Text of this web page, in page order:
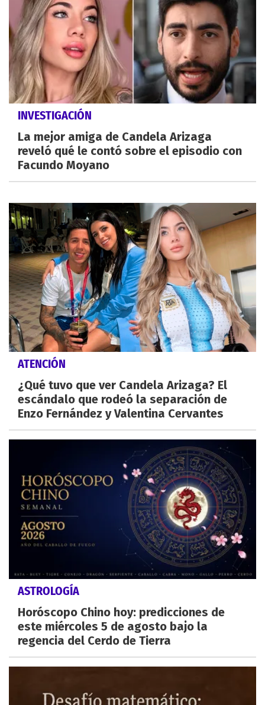
INVESTIGACIÓN
La mejor amiga de Candela Arizaga
reveló qué le contó sobre el episodio con
Facundo Moyano
ATENCIÓN
¿Qué tuvo que ver Candela Arizaga? El
escándalo que rodeó la separación de
Enzo Fernández y Valentina Cervantes
ASTROLOGÍA
Horóscopo Chino hoy: predicciones de
este miércoles 5 de agosto bajo la
regencia del Cerdo de Tierra